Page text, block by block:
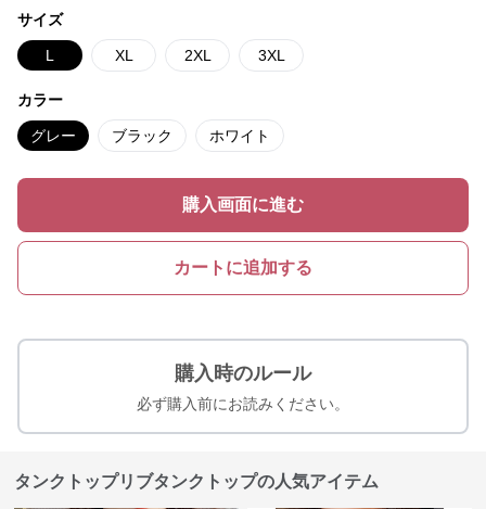
サイズ
L XL 2XL 3XL
カラー
グレー ブラック ホワイト
購入画面に進む
カートに追加する
購入時のルール
必ず購入前にお読みください。
タンクトップリブタンクトップの人気アイテム